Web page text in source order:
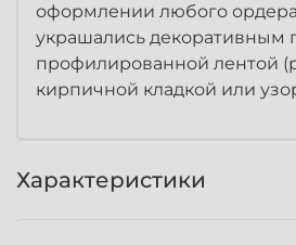
оформлении любого
украшались декоративным
профилированной лентой
кирпичной кладкой или
Характеристики